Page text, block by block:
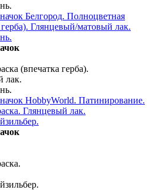
(впечатка герба).
лак.